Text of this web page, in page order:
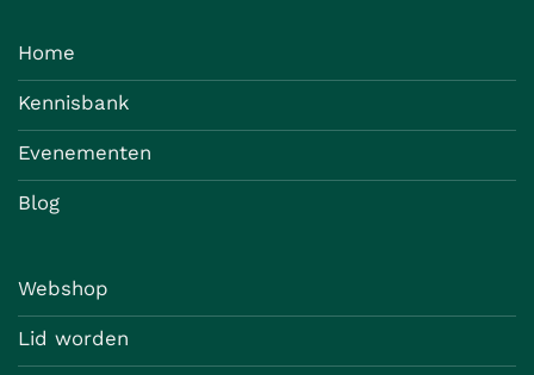
Home
Kennisbank
Evenementen
Blog
Webshop
Lid worden